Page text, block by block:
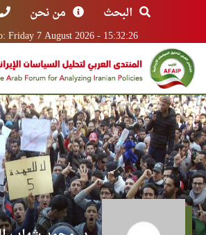
البحث من نحن
Friday 7 August 2026 - 15:32:26